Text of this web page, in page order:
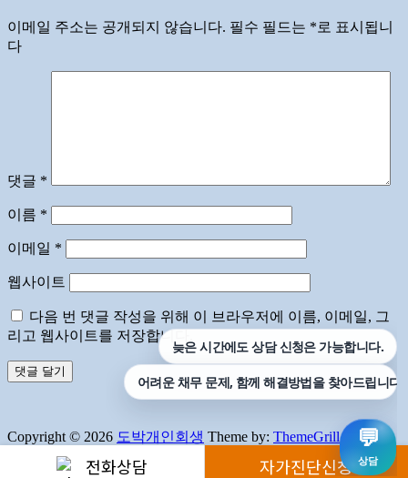
이메일 주소는 공개되지 않습니다. 필수 필드는 * 로 표시됩니
다
댓글 *
이름 *
이메일 *
웹사이트
다음 번 댓글 작성을 위해 이 브라우저에 이름, 이메일, 그
리고 웹사이트를 저장합니다.
Copyright © 2026 도박개인회생 Theme by: ThemeGrillPowered
WordPress 전화상담 자가진단신청